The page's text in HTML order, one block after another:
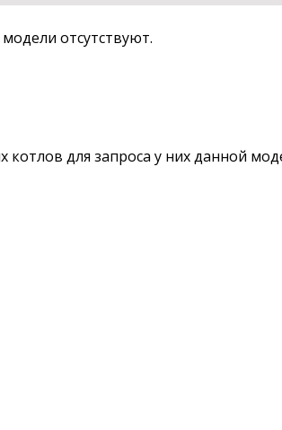
отсутствуют.
для запроса у них данной